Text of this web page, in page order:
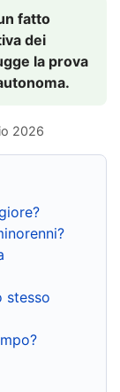
fatto
dei
la prova
2026
stesso